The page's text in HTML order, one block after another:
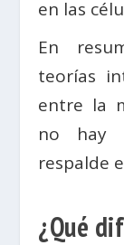
en las
En
teorías
entre la
no hay
respalde
¿Qué